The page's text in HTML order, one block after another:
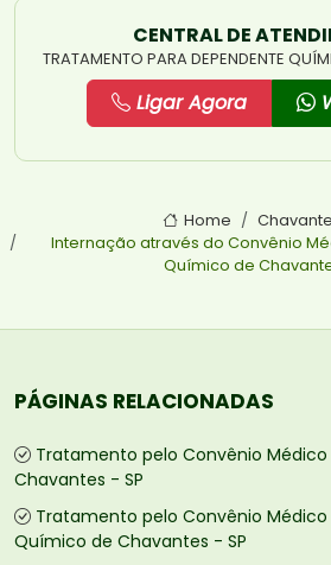
CENTRAL DE
TRATAMENTO PARA DEPENDENTE
Ligar Agora
Home
Internação através do Convênio
Químico de
PÁGINAS RELACIONADAS
Tratamento pelo Convênio
Chavantes - SP
Tratamento pelo Convênio
Químico de Chavantes - SP